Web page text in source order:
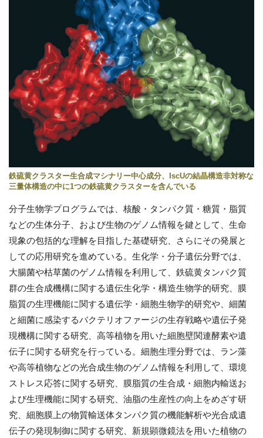
鉄硫黄クラスター生合成マシナリー中心成分、IscUの結晶構造非対称な
三量体構造の中に1つの鉄硫黄クラスターを含んでいる
分子生物学プログラムでは、核酸・タンパク質・糖質・脂質
などの生体分子、および生物のゲノム情報を鍵として、生命
現象の包括的な理解を目指した基礎研究、さらにその発展と
しての応用研究を進めている。生化学・分子遺伝分野では、
大腸菌や枯草菌のゲノム情報を利用して、鉄硫黄タンパク質
群の生合成機構に関する遺伝生化学・構造生物学的研究、膜
脂質の生理機能に関する遺伝学・細胞生物学的研究や、細菌
と細菌に感染するバクテリオファージの生存戦略や遺伝子発
現機構に関する研究、高等植物を用いた細胞壁関連酵素や遺
伝子に関する研究を行っている。細胞生理分野では、ラン藻
や高等植物などの光合成生物のゲノム情報を利用して、環境
ストレス応答に関する研究、膜脂質の生合成・細胞内輸送お
よび生理機能に関する研究、油脂の生産性の向上をめざす研
究、細胞膜上の物質輸送体タンパク質の機能解析や光合成遺
伝子の発現制御に関する研究、新規顕微鏡法を用いた植物の